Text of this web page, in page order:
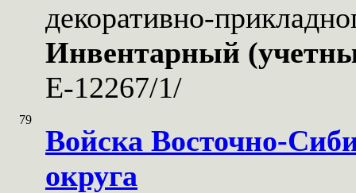
декоративно-
Инвентарный
Е-12267/1/
79
Войска Восточно-
округа